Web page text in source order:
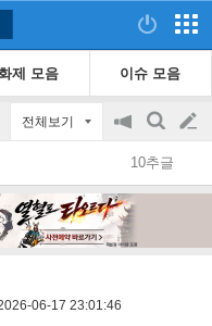
제 모음 이슈 모음
전체보기
공
지
on/off
검
색
글
쓰
10추글
06-17 23:01:46